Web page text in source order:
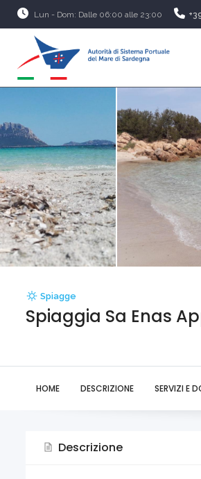
Lun - Dom: Dalle 06:00 alle 23:00
Spiagge
Spiaggia Sa Enas
HOME DESCRIZIONE SERVIZI E
Descrizione